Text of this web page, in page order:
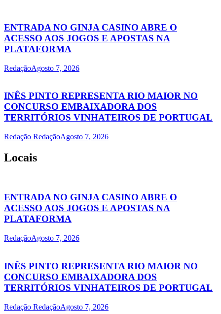
ENTRADA NO GINJA CASINO ABRE O
ACESSO AOS JOGOS E APOSTAS NA
PLATAFORMA
RedaçãoAgosto 7, 2026
INÊS PINTO REPRESENTA RIO MAIOR NO
CONCURSO EMBAIXADORA DOS
TERRITÓRIOS VINHATEIROS DE PORTUGAL
Redação RedaçãoAgosto 7, 2026
Locais
ENTRADA NO GINJA CASINO ABRE O
ACESSO AOS JOGOS E APOSTAS NA
PLATAFORMA
RedaçãoAgosto 7, 2026
INÊS PINTO REPRESENTA RIO MAIOR NO
CONCURSO EMBAIXADORA DOS
TERRITÓRIOS VINHATEIROS DE PORTUGAL
Redação RedaçãoAgosto 7, 2026